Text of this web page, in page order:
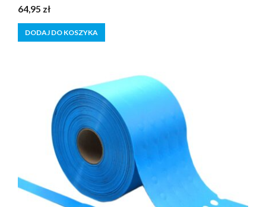
0
z
5
64,95 zł
DODAJ DO KOSZYKA